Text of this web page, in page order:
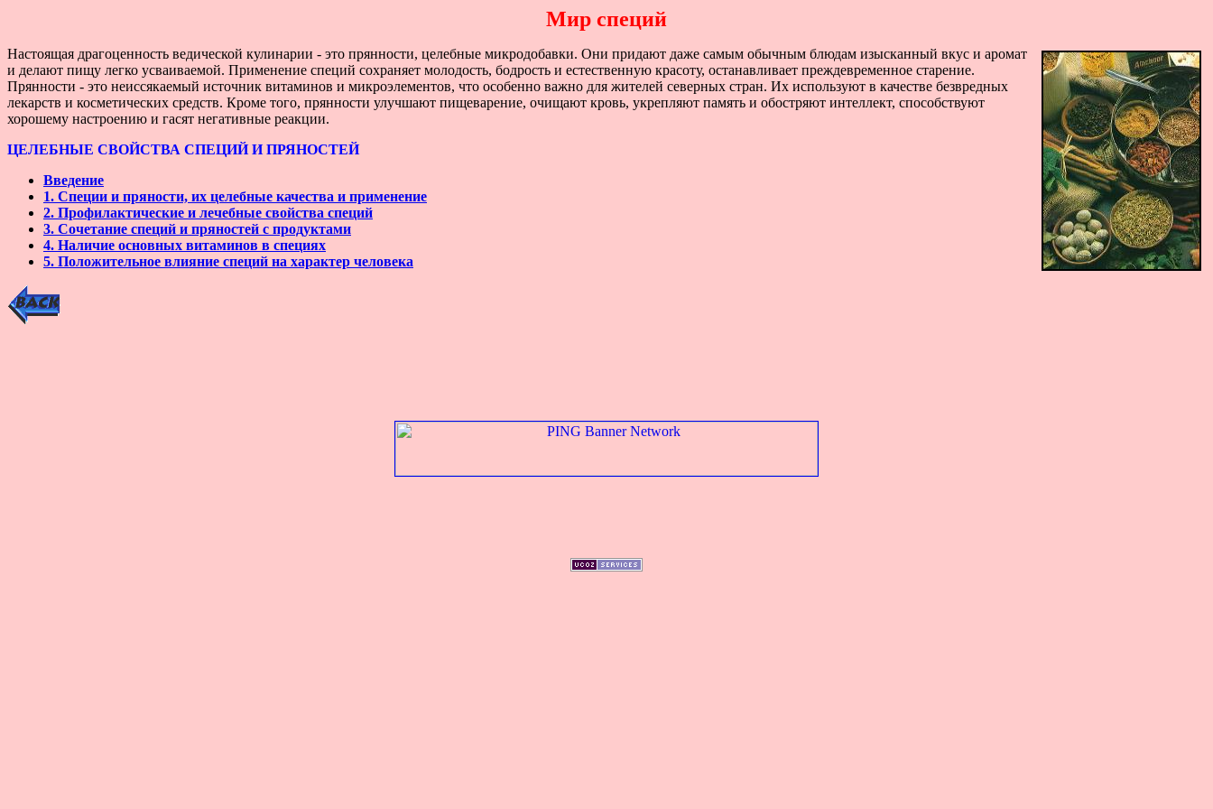
Мир специй
Настоящая драгоценность ведической кулинарии - это прянности, целебные микродобавки. Они придают даже самым обычным блюдам изысканный вкус и аромат
и делают пищу легко усваиваемой. Применение специй сохраняет молодость, бодрость и естественную красоту, останавливает преждевременное старение.
Прянности - это неиссякаемый источник витаминов и микроэлементов, что особенно важно для жителей северных стран. Их используют в качестве безвредных
лекарств и косметических средств. Кроме того, прянности улучшают пищеварение, очищают кровь, укрепляют память и обостряют интеллект, способствуют
хорошему настроению и гасят негативные реакции.
ЦЕЛЕБНЫЕ СВОЙСТВА СПЕЦИЙ И ПРЯНОСТЕЙ
Введение
1. Специи и пряности, их целебные качества и применение
2. Профилактические и лечебные свойства специй
3. Сочетание специй и пряностей с продуктами
4. Наличие основных витаминов в специях
5. Положительное влияние специй на характер человека